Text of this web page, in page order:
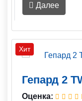
Далее
Хит
Оценка: